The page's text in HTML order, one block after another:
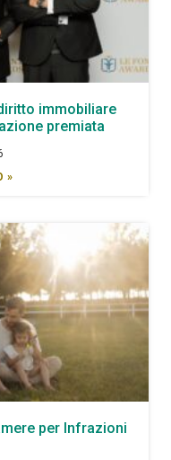
immobiliare
premiata
»
per Infrazioni